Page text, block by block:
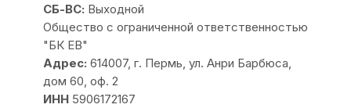
СБ-ВС: Выходной
Общество с ограниченной ответственностью
"БК ЕВ"
Адрес: 614007, г. Пермь, ул. Анри Барбюса,
дом 60, оф. 2
ИНН 5906172167